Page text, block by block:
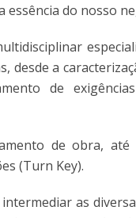
essência do nosso
desde a
de
de obra,
(Turn Key).
as